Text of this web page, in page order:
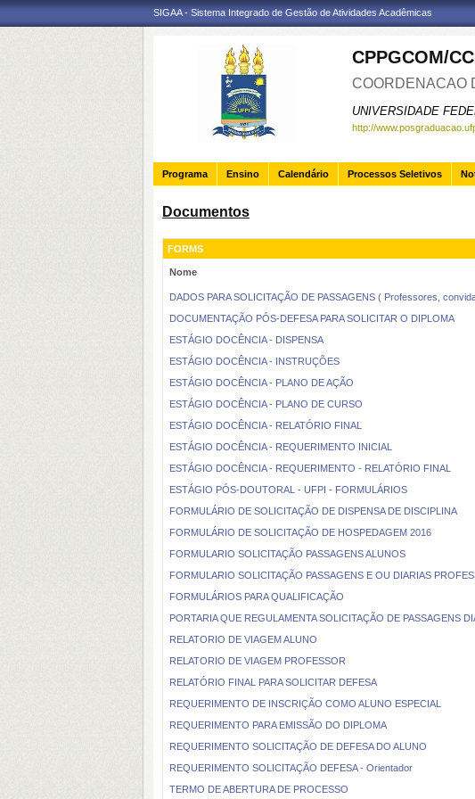
SIGAA - Sistema Integrado de Gestão de Atividades Acadêmicas
CPPGCOM/
COORDENACAO
UNIVERSIDADE
http://
Programa Ensino Calendário Processos Seletivos
Documentos
FORMS
Nome
DADOS PARA SOLICITAÇÃO DE PASSAGENS ( Professores,
DOCUMENTAÇÃO PÓS-DEFESA PARA SOLICITAR O DIPLOMA
ESTÁGIO DOCÊNCIA - DISPENSA
ESTÁGIO DOCÊNCIA - INSTRUÇÕES
ESTÁGIO DOCÊNCIA - PLANO DE AÇÃO
ESTÁGIO DOCÊNCIA - PLANO DE CURSO
ESTÁGIO DOCÊNCIA - RELATÓRIO FINAL
ESTÁGIO DOCÊNCIA - REQUERIMENTO INICIAL
ESTÁGIO DOCÊNCIA - REQUERIMENTO - RELATÓRIO FINAL
ESTÁGIO PÓS-DOUTORAL - UFPI - FORMULÁRIOS
FORMULÁRIO DE SOLICITAÇÃO DE DISPENSA DE DISCIPLINA
FORMULÁRIO DE SOLICITAÇÃO DE HOSPEDAGEM 2016
FORMULARIO SOLICITAÇÃO PASSAGENS ALUNOS
FORMULARIO SOLICITAÇÃO PASSAGENS E OU DIARIAS
FORMULÁRIOS PARA QUALIFICAÇÃO
PORTARIA QUE REGULAMENTA SOLICITAÇÃO DE PASSAGENS
RELATORIO DE VIAGEM ALUNO
RELATORIO DE VIAGEM PROFESSOR
RELATÓRIO FINAL PARA SOLICITAR DEFESA
REQUERIMENTO DE INSCRIÇÃO COMO ALUNO ESPECIAL
REQUERIMENTO PARA EMISSÃO DO DIPLOMA
REQUERIMENTO SOLICITAÇÃO DE DEFESA DO ALUNO
REQUERIMENTO SOLICITAÇÃO DEFESA - Orientador
TERMO DE ABERTURA DE PROCESSO